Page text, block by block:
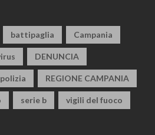
battipaglia Campania
DENUNCIA
polizia REGIONE CAMPANIA
serie b vigili del fuoco